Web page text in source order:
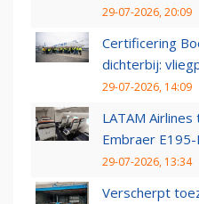
29-07-2026, 20:09
Certificering
dichterbij:
29-07-2026, 14:09
LATAM
Embraer E195-
29-07-2026, 13:34
Verscherpt